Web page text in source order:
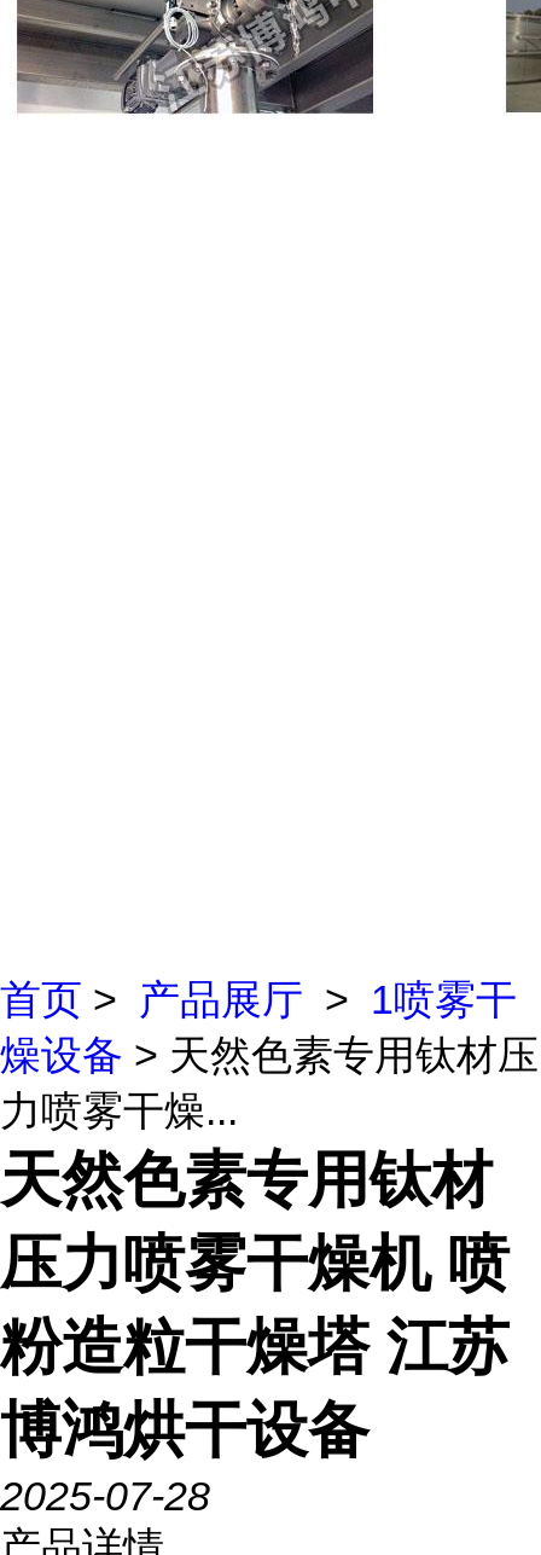
首页 > 产品展厅 > 1喷雾干
燥设备 > 天然色素专用钛材压
力喷雾干燥...
天然色素专用钛材
压力喷雾干燥机 喷
粉造粒干燥塔 江苏
博鸿烘干设备
2025-07-28